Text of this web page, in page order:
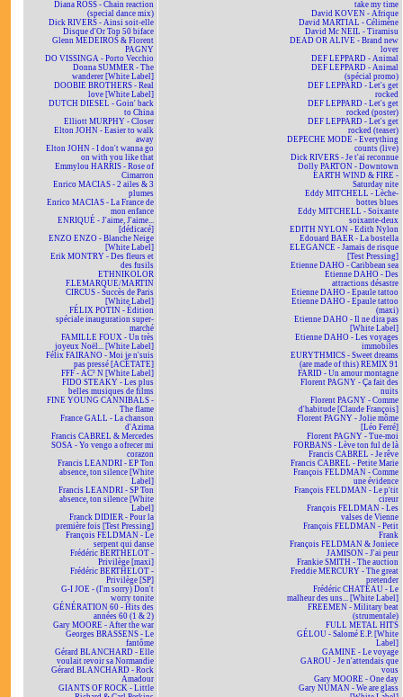
Diana ROSS - Chain reaction
(special dance mix)
Dick RIVERS - Ainsi soit-elle
Disque d'Or Top 50 biface
Glenn MEDEIROS & Florent
PAGNY
DO VISSINGA - Porto Vecchio
Donna SUMMER - The
wanderer [White Label]
DOOBIE BROTHERS - Real
love [White Label]
DUTCH DIESEL - Goin' back
to China
Elliott MURPHY - Closer
Elton JOHN - Easier to walk
away
Elton JOHN - I don't wanna go
on with you like that
Emmylou HARRIS - Rose of
Cimarron
Enrico MACIAS - 2 ailes & 3
plumes
Enrico MACIAS - La France de
mon enfance
ENRIQUÉ - J'aime, J'aime...
[dédicacé]
ENZO ENZO - Blanche Neige
[White Label]
Erik MONTRY - Des fleurs et
des fusils
ETHNIKOLOR
F.LEMARQUE/MARTIN
CIRCUS - Succès de Paris
[White Label]
FÉLIX POTIN - Édition
spéciale inauguration super-
marché
FAMILLE FOUX - Un très
joyeux Noël... [White Label]
Félix FAIRANO - Moi je n'suis
pas pressé [ACÉTATE]
FFF - AC² N [White Label]
FIDO STEAKY - Les plus
belles musiques de films
FINE YOUNG CANNIBALS -
The flame
France GALL - La chanson
d'Azima
Francis CABREL & Mercedes
SOSA - Yo vengo a ofrecer mi
corazon
Francis LEANDRI - EP Ton
absence, ton silence [White
Label]
Francis LEANDRI - SP Ton
absence, ton silence [White
Label]
Franck DIDIER - Pour la
première fois [Test Pressing]
François FELDMAN - Le
serpent qui danse
Frédéric BERTHELOT -
Privilège [maxi]
Frédéric BERTHELOT -
Privilège [SP]
G-I JOE - (I'm sorry) Don't
worry tonite
GÉNÉRATION 60 - Hits des
années 60 (1 & 2)
Gary MOORE - After the war
Georges BRASSENS - Le
fantôme
Gérard BLANCHARD - Elle
voulait revoir sa Normandie
Gérard BLANCHARD - Rock
Amadour
GIANTS OF ROCK - Little
take my time
David KOVEN - Afrique
David MARTIAL - Célimène
David Mc NEIL - Tiramisu
DEAD OR ALIVE - Brand new
lover
DEF LEPPARD - Animal
DEF LEPPARD - Animal
(spécial promo)
DEF LEPPARD - Let's get
rocked
DEF LEPPARD - Let's get
rocked (poster)
DEF LEPPARD - Let's get
rocked (teaser)
DEPECHE MODE - Everything
counts (live)
Dick RIVERS - Je t'ai reconnue
Dolly PARTON - Downtown
EARTH WIND & FIRE -
Saturday nite
Eddy MITCHELL - Lèche-
bottes blues
Eddy MITCHELL - Soixante
soixante-deux
EDITH NYLON - Edith Nylon
Edouard BAER - La bostella
ELEGANCE - Jamais de risque
[Test Pressing]
Etienne DAHO - Caribbean sea
Etienne DAHO - Des
attractions désastre
Etienne DAHO - Epaule tattoo
Etienne DAHO - Epaule tattoo
(maxi)
Etienne DAHO - Il ne dira pas
[White Label]
Etienne DAHO - Les voyages
immobiles
EURYTHMICS - Sweet dreams
(are made of this) REMIX 91
FARID - Un amour montagne
Florent PAGNY - Ça fait des
nuits
Florent PAGNY - Comme
d'habitude [Claude François]
Florent PAGNY - Jolie môme
[Léo Ferré]
Florent PAGNY - Tue-moi
FORBANS - Lève ton ful de là
Francis CABREL - Je rêve
Francis CABREL - Petite Marie
François FELDMAN - Comme
une évidence
François FELDMAN - Le p'tit
cireur
François FELDMAN - Les
valses de Vienne
François FELDMAN - Petit
Frank
François FELDMAN & Joniece
JAMISON - J'ai peur
Frankie SMITH - The auction
Freddie MERCURY - The great
pretender
Frédéric CHATEAU - Le
malheur des uns... [White Label]
FREEMEN - Military beat
(strumentale)
FULL METAL HITS
GÉLOU - Salomé E.P. [White
Label]
GAMINE - Le voyage
GAROU - Je n'attendais que
vous
Gary MOORE - One day
Gary NUMAN - We are glass